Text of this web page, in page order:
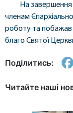
На
членам
роботу та
благо Святої
Поділитись:
Читайте наші